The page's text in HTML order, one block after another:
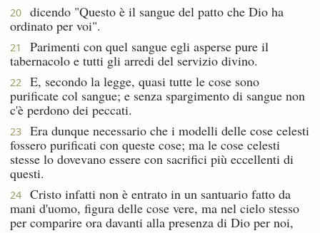
20
dicendo "Questo è il sangue del patto che Dio ha
ordinato per voi".
21
Parimenti con quel sangue egli asperse pure il
tabernacolo e tutti gli arredi del servizio divino.
22
E, secondo la legge, quasi tutte le cose sono
purificate col sangue; e senza spargimento di sangue non
c'è perdono dei peccati.
23
Era dunque necessario che i modelli delle cose celesti
fossero purificati con queste cose; ma le cose celesti
stesse lo dovevano essere con sacrifici più eccellenti di
questi.
24
Cristo infatti non è entrato in un santuario fatto da
mani d'uomo, figura delle cose vere, ma nel cielo stesso
per comparire ora davanti alla presenza di Dio per noi,